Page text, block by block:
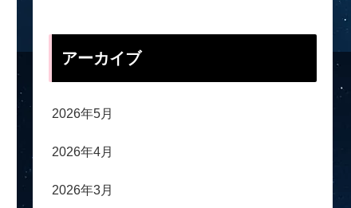
アーカイブ
2026年5月
2026年4月
2026年3月